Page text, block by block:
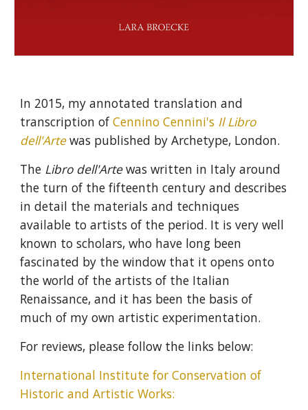
In 2015, my annotated translation and
transcription ofCennino Cennini's Il Libro
dell'Arte was published by Archetype, London.
The Libro dell'Artewas written in Italy around
the turn of the fifteenth century and describes
in detail the materials and techniques
available to artists of the period. It is very well
known to scholars, who have long been
fascinated by the window that it opens onto
the world of the artists of the Italian
Renaissance, and it has been the basis of
much of my own artistic experimentation.
For reviews, please follow the links below:
International Institute for Conservation of
Historic and Artistic Works: